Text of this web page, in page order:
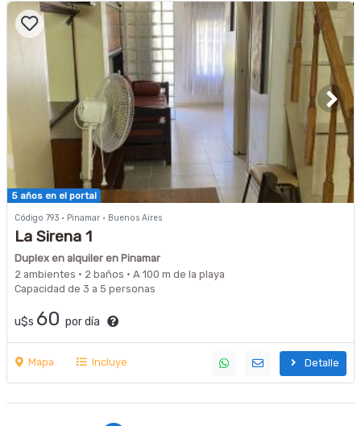
5 años en el portal
Código 793 · Pinamar · Buenos Aires
La Sirena 1
Duplex en alquiler en Pinamar
2 ambientes · 2 baños · A 100 m de la playa
Capacidad de 3 a 5 personas
u$s 60 por día
Mapa Incluye Detalle